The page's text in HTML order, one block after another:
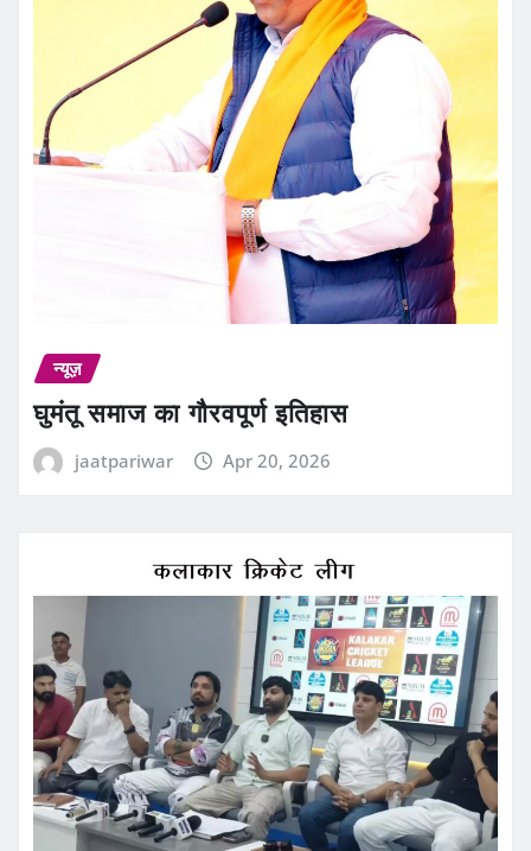
न्यूज़
घुमंतू समाज का गौरवपूर्ण इतिहास
jaatpariwar Apr 20, 2026